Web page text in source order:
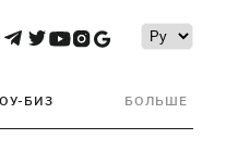
БИЗ БОЛЬШЕ